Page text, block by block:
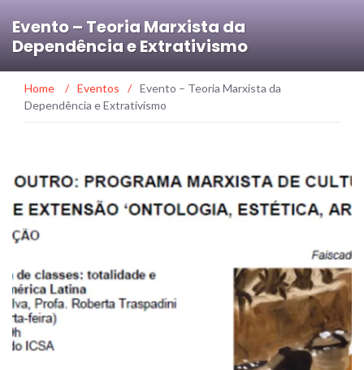
Evento – Teoria Marxista da
Dependência e Extrativismo
Home / Eventos / Evento – Teoria Marxista da
Dependência e Extrativismo